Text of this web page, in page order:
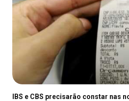
IBS e CBS precisarão constar nas